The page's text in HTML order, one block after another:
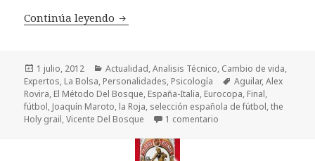
Continúa leyendo Eurocopa, la Roja, Del Bosque
Publicado
el
1 julio, 2012 Categorías
Actualidad,Analisis Técnico, Cambio de vida,
Expertos, La Bolsa, Personalidades, Psicología Etiquetas
Aguilar,Alex
Rovira, El Método Del Bosque, España-Italia, Eurocopa, Final,
fútbol, Joaquín Maroto, la Roja, selección española de fútbol,the
Holy grail,Vicente Del Bosque 1 comentario